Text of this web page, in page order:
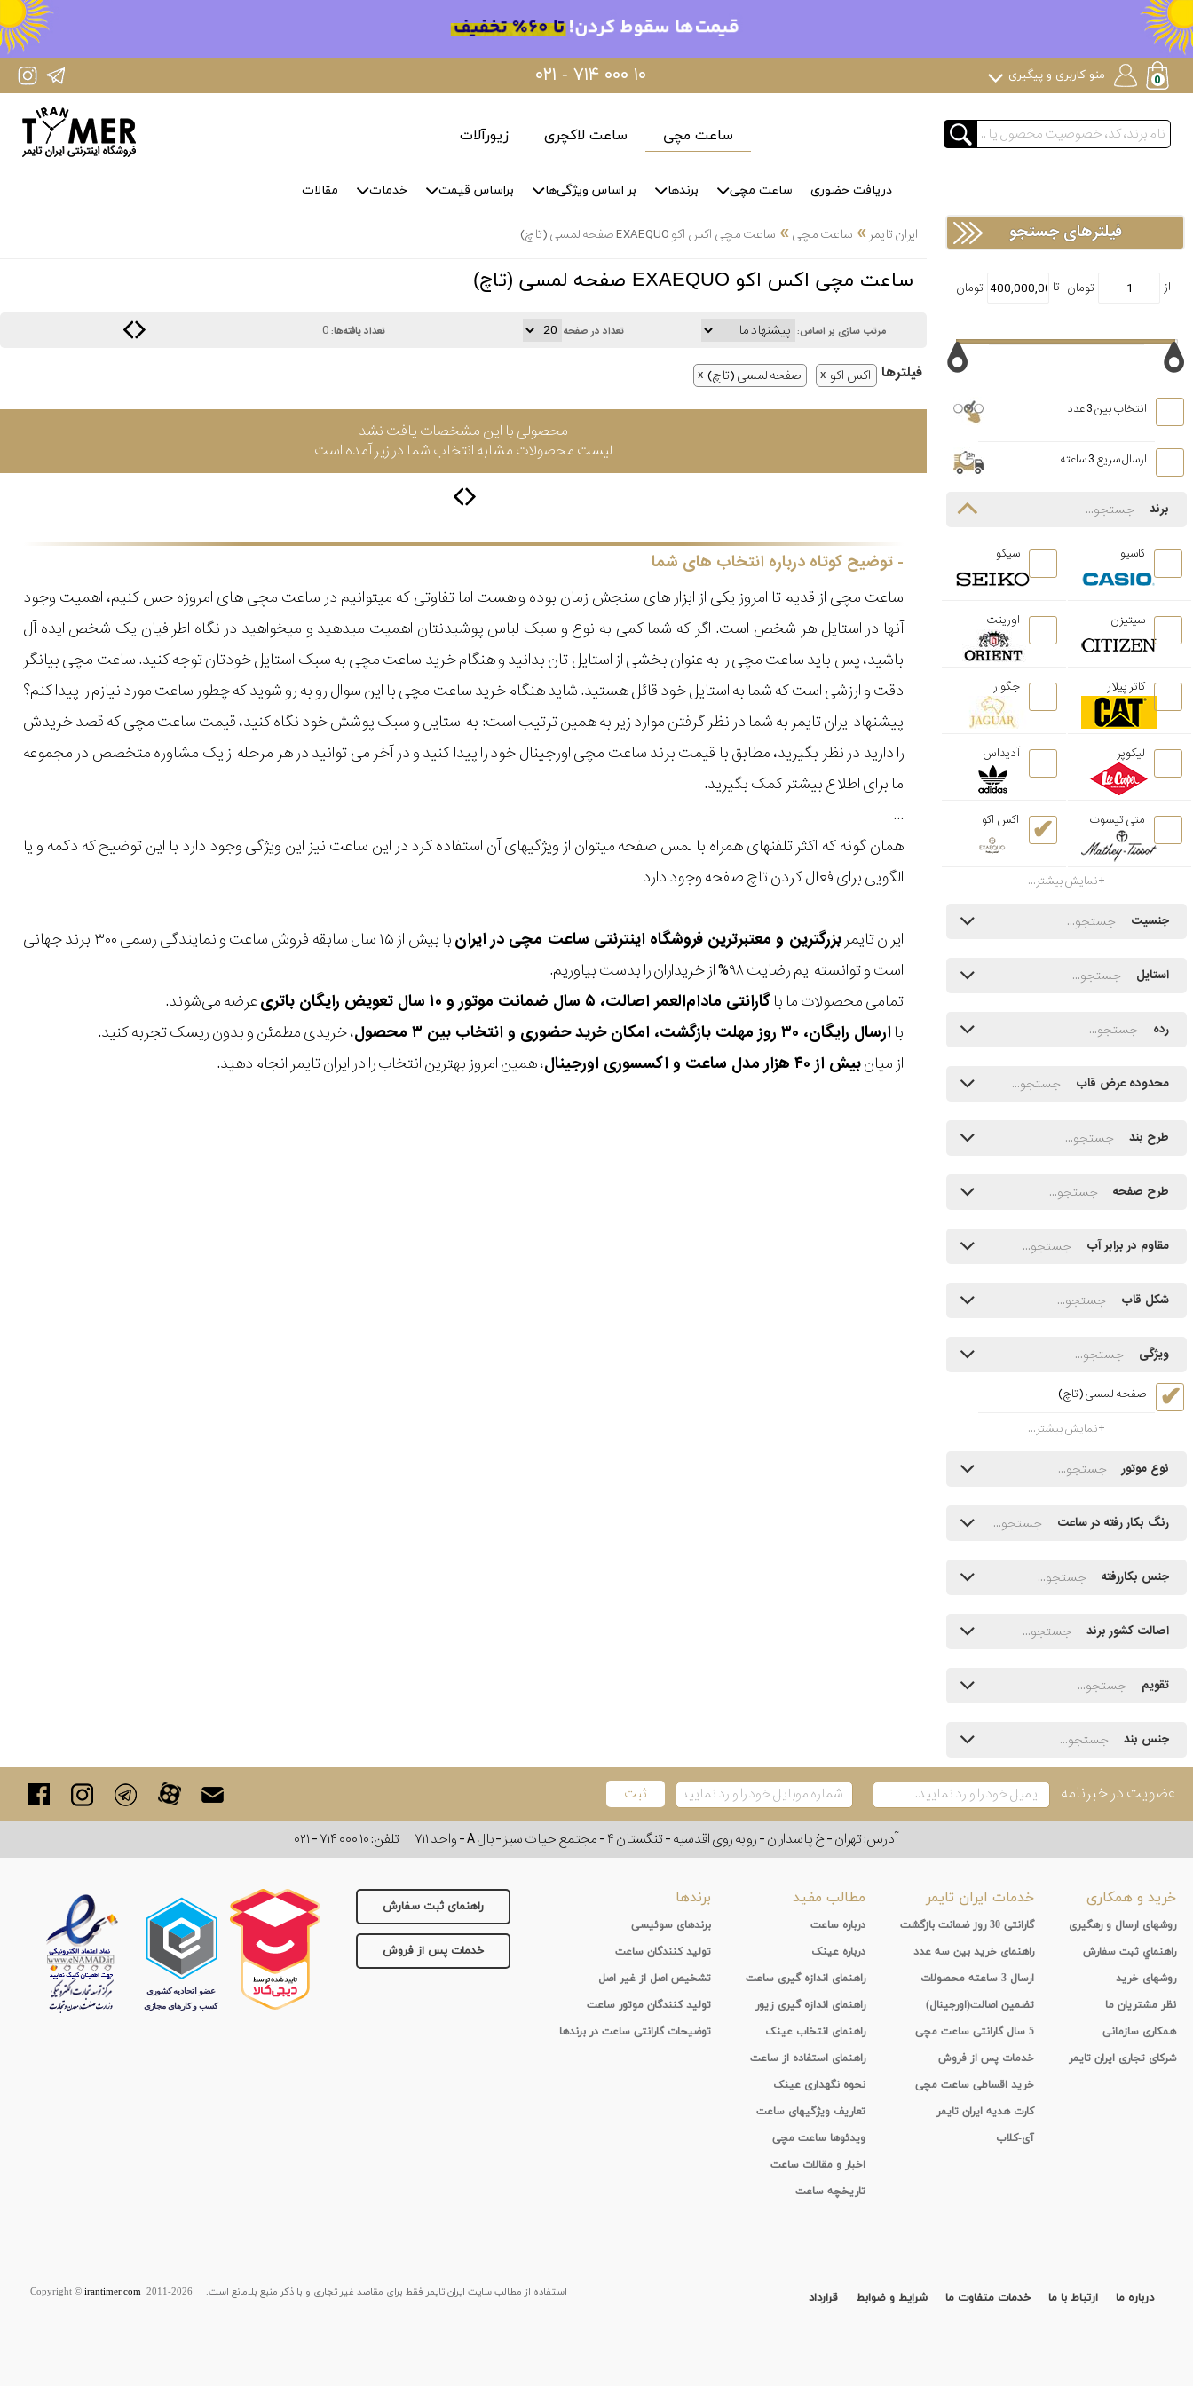
IranTimer Instagram Page ۰۲۱ - ۷۱۴ ۰۰۰ ۱۰ منو کاربری و پیگیری
ساعت مچی ساعت لاکچری زیورآلات
دریافت حضوری ساعت مچی برندها بر اساس ویژگی‌ها براساس قیمت خدمات مقالات
ایران تایمر » ساعت مچی» ساعت مچی اکس اکو EXAEQUO صفحه لمسی (تاچ)
ساعت مچی اکس اکو EXAEQUO صفحه لمسی (تاچ)
مرتب سازی بر اساس: تعداد در صفحه تعداد یافته‌ها:0
فیلتر‌ها اکس اکو صفحه لمسی (تاچ)
محصولی با این مشخصات یافت نشد
لیست محصولات مشابه انتخاب شما در زیر آمده است
توضیح کوتاه درباره انتخاب های شما
ساعت مچی از قدیم تا امروز یکی از ابزار های سنجش زمان بوده و هست اما تفاوتی که میتوانیم در ساعت مچی های امروزه حس کنیم، اهمیت وجود
آنها در استایل هر شخص است. اگر که شما کمی به نوع و سبک لباس پوشیدنتان اهمیت میدهید و میخواهید در نگاه اطرافیان یک شخص ایده آل
باشید، پس باید ساعت مچی را به عنوان بخشی از استایل تان بدانید و هنگام خرید ساعت مچی به سبک استایل خودتان توجه کنید. ساعت مچی بیانگر
دقت و ارزشی است که شما به استایل خود قائل هستید. شاید هنگام خرید ساعت مچی با این سوال رو به رو شوید که چطور ساعت مورد نیازم را پیدا کنم؟
پیشنهاد ایران تایمر به شما در نظر گرفتن موارد زیر به همین ترتیب است: به استایل و سبک پوشش خود نگاه کنید، قیمت ساعت مچی که قصد خریدش
را دارید در نظر بگیرید، مطابق با قیمت برند ساعت مچی اورجینال خود را پیدا کنید و در آخر می توانید در هر مرحله از یک مشاوره متخصص در مجموعه
ما برای اطلاع بیشتر کمک بگیرید.
...
همان گونه که اکثر تلفنهای همراه با لمس صفحه میتوان از ویژگیهای آن استفاده کرد در این ساعت نیز این ویژگی وجود دارد با این توضیح که دکمه و یا
الگویی برای فعال کردن تاچ صفحه وجود دارد
ایران تایمربزرگترین و معتبرترین فروشگاه اینترنتی ساعت مچی در ایران
با بیش از ۱۵ سال سابقه فروش ساعت و نمایندگی رسمی ۳۰۰ برند جهانی
است و توانسته ایمرضایت ۹۸% از خریداران
را بدست بیاوریم.
تمامی محصولات ما باگارانتی مادام‌العمر اصالت، ۵ سال ضمانت موتور و ۱۰ سال تعویض رایگان باتری
عرضه می‌شوند.
باارسال رایگان، ۳۰ روز مهلت بازگشت، امکان خرید حضوری و انتخاب بین ۳ محصول
، خریدی مطمئن و بدون ریسک تجربه کنید.
از میانبیش از ۴۰ هزار مدل ساعت و اکسسوری اورجینال ، همین امروز بهترین انتخاب را در ایران تایمر انجام دهید.
فیلترهای جستجو
انتخاب بین 3 عدد
ارسال سریع 3 ساعته
برند
کاسیو سیکو
سیتیزن اورینت
کاتر پیلار جگوار
لیکوپر آدیداس
متی تیسوت اکس اکو
نمایش بیشتر...
جنسیت
استایل
رده
محدوده عرض قاب
طرح بند
طرح صفحه
مقاوم در برابر آب
شکل قاب
ویژگی
صفحه لمسی (تاچ)
نمایش بیشتر...
نوع موتور
رنگ بکار رفته در ساعت
جنس بکاررفته
اصالت کشور برند
تقویم
جنس بند
عضویت در خبرنامه
آدرس: تهران - خ پاسداران - رو به روی اقدسیه - تنگستان ۴ - مجتمع حیات سبز - بال A - واحد ۷۱۱ تلفن:۰۲۱ - ۷۱۴ ۰۰۰ ۱۰
راهنمای ثبت سفارش
خدمات پس از فروش
خرید و همکاری
روشهای ارسال و رهگیری
راهنماي ثبت سفارش
روشهای خرید
نظر مشتریان ما
همکاری سازمانی
شرکای تجاری ایران تایمر
خدمات ایران تایمر
گارانتی 30 روز ضمانت بازگشت
راهنمای خرید بین سه عدد
ارسال 3 ساعته محصولات
تضمین اصالت(اورجینال)
5 سال گارانتی ساعت مچی
خدمات پس از فروش
خرید اقساطی ساعت مچی
کارت هدیه ایران تایمر
آی-کلاب
مطالب مفید
درباره ساعت
درباره عینک
راهنمای اندازه گیری ساعت
راهنمای اندازه گیری زیور
راهنمای انتخاب عینک
راهنمای استفاده از ساعت
نحوه نگهداری عینک
تعاریف ویژگیهای ساعت
ویدئوها ساعت مچی
اخبار و مقالات ساعت
تاریخچه ساعت
برندها
برندهای سوئیسی
تولید کنندگان ساعت
تشخیص اصل از غیر اصل
تولید کنندگان موتور ساعت
توضیحات گارانتی ساعت در برندها
درباره ما ارتباط با ما خدمات متفاوت ما شرایط و ضوابط قرارداد استفاده از مطالب سايت ایران تایمر فقط برای مقاصد غیر تجاری و با ذکر منبع بلامانع است. Copyright © irantimer.com2011-2026